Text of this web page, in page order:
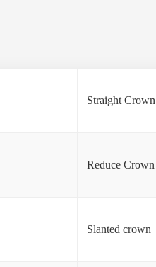
Straight Crown
Reduce Crown
Slanted crown